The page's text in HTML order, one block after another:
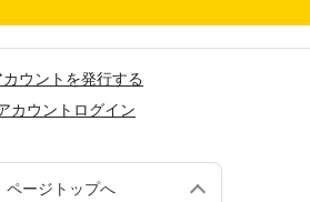
ウントを発行する
カウントログイン
ページトップへ